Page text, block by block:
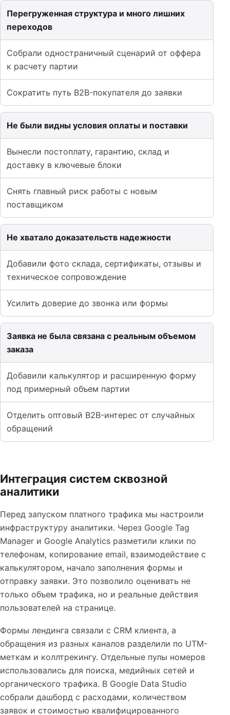
Перегруженная структура и много лишних
переходов
Собрали одностраничный сценарий от оффера
к расчету партии
Сократить путь B2B-покупателя до заявки
Не были видны условия оплаты и поставки
Вынесли постоплату, гарантию, склад и
доставку в ключевые блоки
Снять главный риск работы с новым
поставщиком
Не хватало доказательств надежности
Добавили фото склада, сертификаты, отзывы и
техническое сопровождение
Усилить доверие до звонка или формы
Заявка не была связана с реальным объемом
заказа
Добавили калькулятор и расширенную форму
под примерный объем партии
Отделить оптовый B2B-интерес от случайных
обращений
Интеграция систем сквозной
аналитики
Перед запуском платного трафика мы настроили
инфраструктуру аналитики. Через Google Tag
Manager и Google Analytics разметили клики по
телефонам, копирование email, взаимодействие с
калькулятором, начало заполнения формы и
отправку заявки. Это позволило оценивать не
только объем трафика, но и реальные действия
пользователей на странице.
Формы лендинга связали с CRM клиента, а
обращения из разных каналов разделили по UTM-
меткам и коллтрекингу. Отдельные пулы номеров
использовались для поиска, медийных сетей и
органического трафика. В Google Data Studio
собрали дашборд с расходами, количеством
заявок и стоимостью квалифицированного